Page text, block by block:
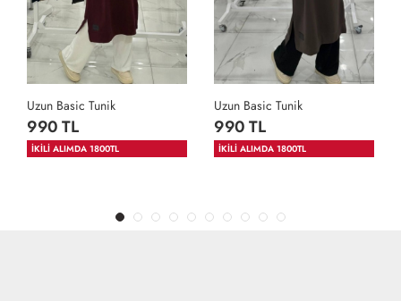
Uzun Basic Tunik
990 TL
İKİLİ ALIMDA 1800TL
Uzun Basic Tunik
990 TL
İKİLİ ALIMDA 1800TL